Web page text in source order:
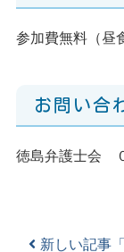
参加費無料（昼
お問い合
徳島弁護士会
新しい記事